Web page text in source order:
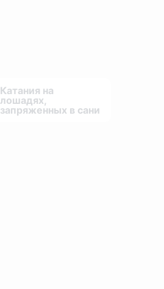
Катания на
лошадях,
запряженных в сани